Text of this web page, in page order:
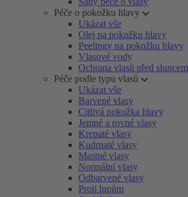
Péče o pokožku hlavy
Ukázat vše
Olej na pokožku hlavy
Peelingy na pokožku hlavy
Vlasové vody
Ochrana vlasů před sluncem
Péče podle typu vlasů
Ukázat vše
Barvené vlasy
Citlivá pokožka hlavy
Jemné a rovné vlasy
Krepaté vlasy
Kudrnaté vlasy
Mastné vlasy
Normální vlasy
Odbarvené vlasy
Proti lupům